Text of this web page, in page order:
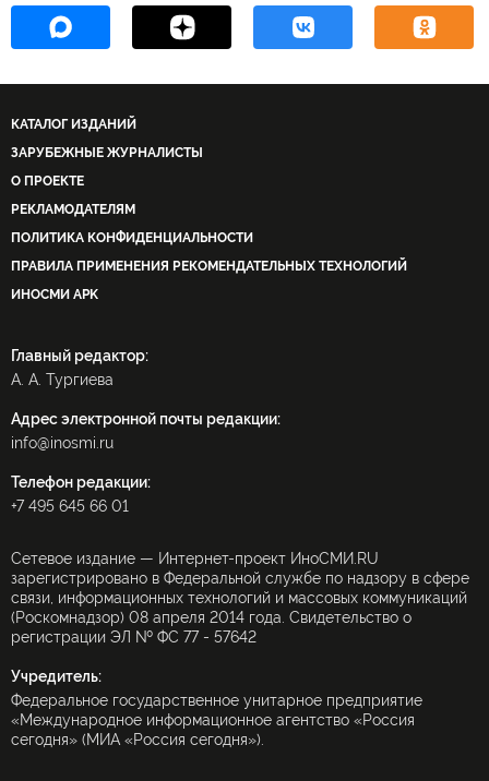
КАТАЛОГ ИЗДАНИЙ
ЗАРУБЕЖНЫЕ ЖУРНАЛИСТЫ
О ПРОЕКТЕ
РЕКЛАМОДАТЕЛЯМ
ПОЛИТИКА КОНФИДЕНЦИАЛЬНОСТИ
ПРАВИЛА ПРИМЕНЕНИЯ РЕКОМЕНДАТЕЛЬНЫХ ТЕХНОЛОГИЙ
ИНОСМИ APK
Главный редактор:
А. А. Тургиева
Адрес электронной почты редакции:
info@inosmi.ru
Телефон редакции:
+7 495 645 66 01
Сетевое издание — Интернет-проект ИноСМИ.RU
зарегистрировано в Федеральной службе по надзору в сфере
связи, информационных технологий и массовых коммуникаций
(Роскомнадзор) 08 апреля 2014 года. Свидетельство о
регистрации ЭЛ № ФС 77 - 57642
Учредитель:
Федеральное государственное унитарное предприятие
«Международное информационное агентство «Россия
сегодня» (МИА «Россия сегодня»).